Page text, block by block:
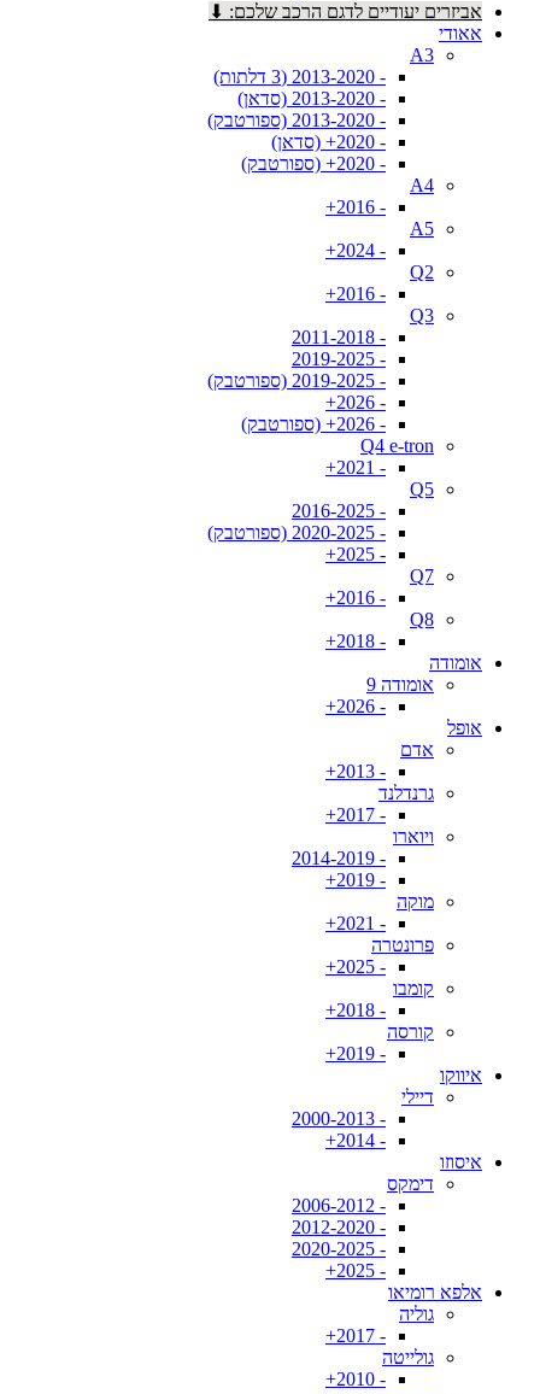
אביזרים יעודיים לדגם הרכב שלכם: ⬇
אאודי
A3
- 2013-2020 (3 דלתות)
- 2013-2020 (סדאן)
- 2013-2020 (ספורטבק)
- 2020+ (סדאן)
- 2020+ (ספורטבק)
A4
- 2016+
A5
- 2024+
Q2
- 2016+
Q3
- 2011-2018
- 2019-2025
- 2019-2025 (ספורטבק)
- 2026+
- 2026+ (ספורטבק)
Q4 e-tron
- 2021+
Q5
- 2016-2025
- 2020-2025 (ספורטבק)
- 2025+
Q7
- 2016+
Q8
- 2018+
אומודה
אומודה 9
- 2026+
אופל
אדם
- 2013+
גרנדלנד
- 2017+
ויוארו
- 2014-2019
- 2019+
מוקה
- 2021+
פרונטרה
- 2025+
קומבו
- 2018+
קורסה
- 2019+
איווקו
דיילי
- 2000-2013
- 2014+
איסוזו
דימקס
- 2006-2012
- 2012-2020
- 2020-2025
- 2025+
אלפא רומיאו
גוליה
- 2017+
גולייטה
- 2010+